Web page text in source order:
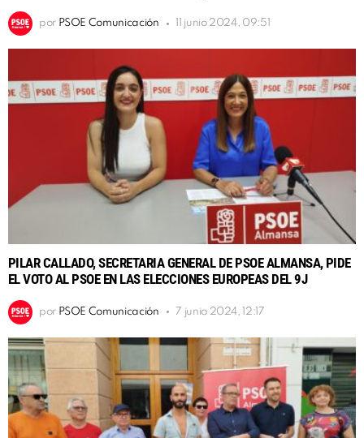
por PSOE Comunicación 11 junio 2024, 09:51
PILAR CALLADO, SECRETARIA GENERAL DE PSOE ALMANSA, PIDE
EL VOTO AL PSOE EN LAS ELECCIONES EUROPEAS DEL 9J
por PSOE Comunicación 7 junio 2024, 12:17